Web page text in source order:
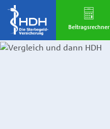
Skip
main
content
Beitrags­rechner